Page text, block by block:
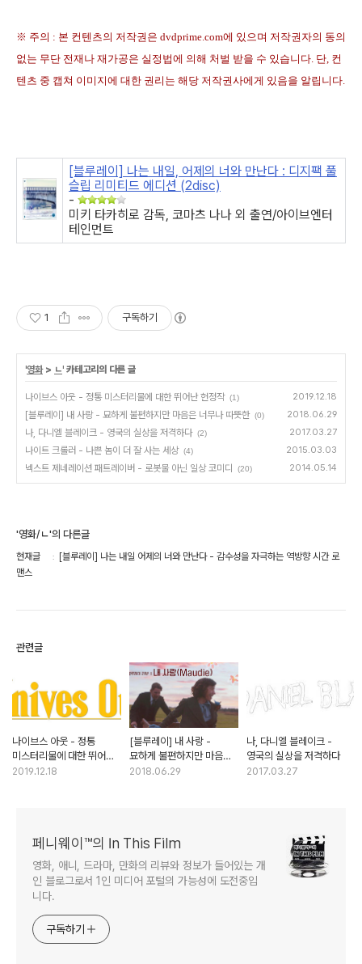
※ 주의 : 본 컨텐츠의 저작권은 dvdprime.com에 있으며 저작권자의 동의
없는 무단 전재나 재가공은 실정법에 의해 처벌 받을 수 있습니다. 단, 컨
텐츠 중 캡쳐 이미지에 대한 권리는 해당 저작권사에게 있음을 알립니다.
[블루레이] 나는 내일, 어제의 너와 만난다 : 디지팩 풀
슬립 리미티드 에디션 (2disc)
-
미키 타카히로 감독, 코마츠 나나 외 출연/아이브엔터
테인먼트
1 구독하기
'영화> ㄴ' 카테고리의 다른 글
나이브스 아웃 - 정통 미스터리물에 대한 뛰어난 헌정작 (1) 2019.12.18
[블루레이] 내 사랑 - 묘하게 불편하지만 마음은 너무나 따뜻한 (0) 2018.06.29
나, 다니엘 블레이크 - 영국의 실상을 저격하다 (2) 2017.03.27
나이트 크롤러 - 나쁜 놈이 더 잘 사는 세상 (4) 2015.03.03
넥스트 제네레이션 패트레이버 - 로봇물 아닌 일상 코미디 (20) 2014.05.14
'영화/ㄴ'의 다른글
현재글
[블루레이] 나는 내일 어제의 너와 만난다 - 감수성을 자극하는 역방향 시간 로
맨스
관련글
나이브스 아웃 - 정통
미스터리물에 대한 뛰어난
헌정작
2019.12.18
[블루레이] 내 사랑 -
묘하게 불편하지만 마음은
너무나 따뜻한
2018.06.29
나, 다니엘 블레이크 -
영국의 실상을 저격하다
2017.03.27
페니웨이™의 In This Film
영화, 애니, 드라마, 만화의 리뷰와 정보가 들어있는 개
인 블로그로서 1인 미디어 포털의 가능성에 도전중입
니다.
구독하기